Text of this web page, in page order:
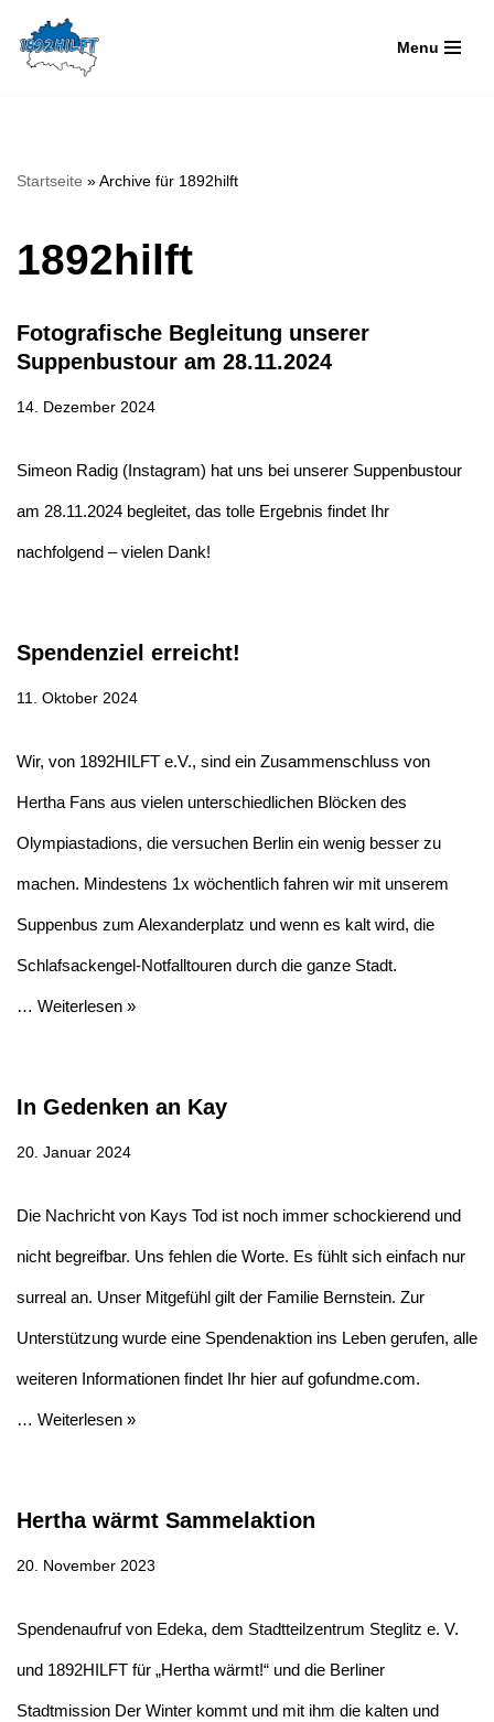
Zum
Menu
Startseite »Archive für 1892hilft
1892hilft
Fotografische Begleitung unserer
Suppenbustour am 28.11.2024
14. Dezember 2024
Simeon Radig (Instagram) hat uns bei unserer Suppenbustour
am 28.11.2024 begleitet, das tolle Ergebnis findet Ihr
nachfolgend – vielen Dank!
Spendenziel erreicht!
11. Oktober 2024
Wir, von 1892HILFT e.V., sind ein Zusammenschluss von
Hertha Fans aus vielen unterschiedlichen Blöcken des
Olympiastadions, die versuchen Berlin ein wenig besser zu
machen. Mindestens 1x wöchentlich fahren wir mit unserem
Suppenbus zum Alexanderplatz und wenn es kalt wird, die
Schlafsackengel-Notfalltouren durch die ganze Stadt.
… Weiterlesen »
In Gedenken an Kay
20. Januar 2024
Die Nachricht von Kays Tod ist noch immer schockierend und
nicht begreifbar. Uns fehlen die Worte. Es fühlt sich einfach nur
surreal an. Unser Mitgefühl gilt der Familie Bernstein. Zur
Unterstützung wurde eine Spendenaktion ins Leben gerufen, alle
weiteren Informationen findet Ihr hier auf gofundme.com.
… Weiterlesen »
Hertha wärmt Sammelaktion
20. November 2023
Spendenaufruf von Edeka, dem Stadtteilzentrum Steglitz e. V.
und 1892HILFT für „Hertha wärmt!“ und die Berliner
Stadtmission Der Winter kommt und mit ihm die kalten und